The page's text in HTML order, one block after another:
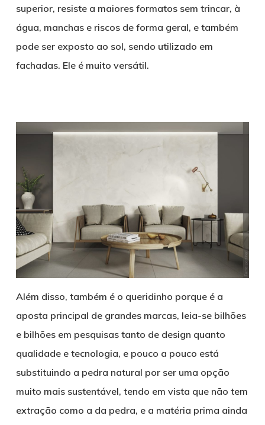
superior, resiste a maiores formatos sem trincar, à
água, manchas e riscos de forma geral, e também
pode ser exposto ao sol, sendo utilizado em
fachadas. Ele é muito versátil.
Além disso, também é o queridinho porque é a
aposta principal de grandes marcas, leia-se bilhões
e bilhões em pesquisas tanto de design quanto
qualidade e tecnologia, e pouco a pouco está
substituindo a pedra natural por ser uma opção
muito mais sustentável, tendo em vista que não tem
extração como a da pedra, e a matéria prima ainda